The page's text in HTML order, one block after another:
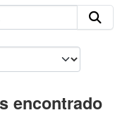
encontrado